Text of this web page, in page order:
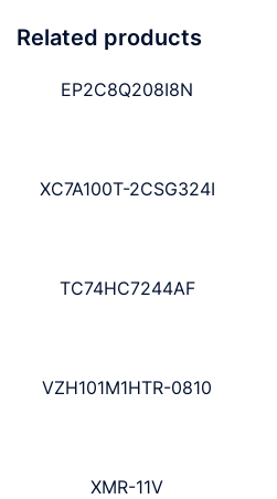
Related products
EP2C8Q208I8N
XC7A100T-2CSG324I
TC74HC7244AF
VZH101M1HTR-0810
XMR-11V